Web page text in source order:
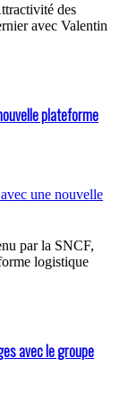
des
avec Valentin
plateforme
par la SNCF,
logistique
avec le groupe